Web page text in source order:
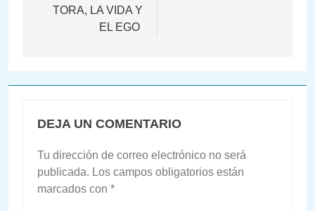
TORA, LA VIDA Y
EL EGO
DEJA UN COMENTARIO
Tu dirección de correo electrónico no será
publicada. Los campos obligatorios están
marcados con *